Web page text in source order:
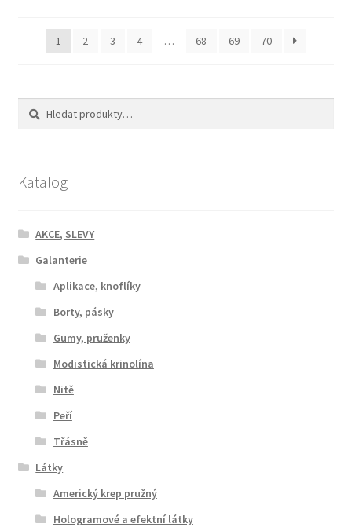
1 2 3 4 … 68 69 70
Hledat:
Hledat
Katalog
AKCE, SLEVY
Galanterie
Aplikace, knoflíky
Borty, pásky
Gumy, pruženky
Modistická krinolína
Nitě
Peří
Třásně
Látky
Americký krep pružný
Hologramové a efektní látky